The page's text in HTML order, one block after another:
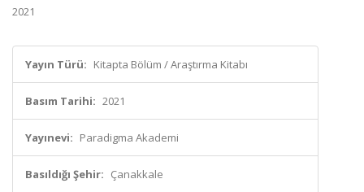
2021
Yayın Türü: Kitapta Bölüm / Araştırma Kitabı
Basım Tarihi: 2021
Yayınevi: Paradigma Akademi
Basıldığı Şehir: Çanakkale